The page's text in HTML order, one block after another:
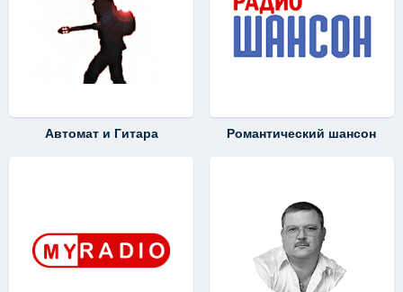
Автомат и Гитара Романтический шансон